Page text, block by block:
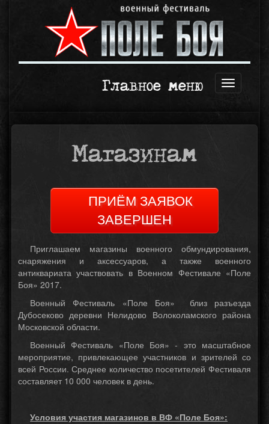
Открыть
Главное меню
Магазинам
ПРИЁМ ЗАЯВОК
ЗАВЕРШЕН
Приглашаем магазины военного обмундирования,
снаряжения и аксессуаров, а также военного
антиквариата участвовать в Военном Фестивале «Поле
Боя» 2017.
Военный Фестиваль «Поле Боя» близ разъезда
Дубосеково деревни Нелидово Волоколамского района
Московской области.
Военный Фестиваль «Поле Боя» - это масштабное
мероприятие, привлекающее участников и зрителей со
всей России. Среднее количество посетителей Фестиваля
составляет 10 000 человек в день.
Условия участия магазинов в ВФ «Поле Боя»: